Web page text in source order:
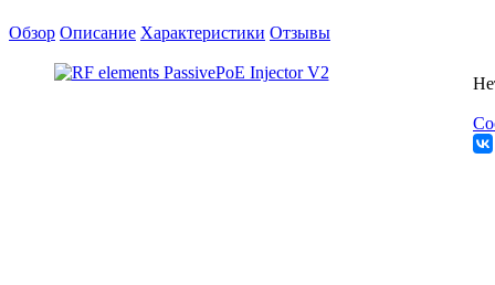
Обзор Описание Характеристики Отзывы